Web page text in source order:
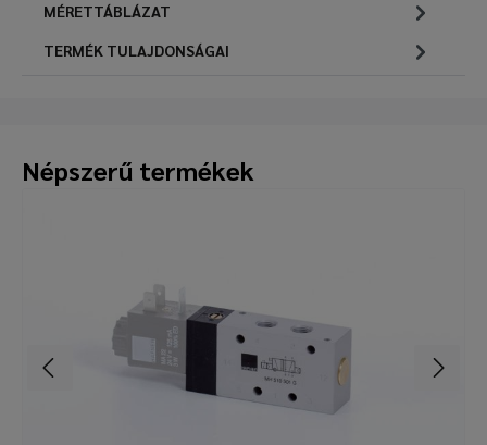
MÉRETTÁBLÁZAT
TERMÉK TULAJDONSÁGAI
Népszerű termékek